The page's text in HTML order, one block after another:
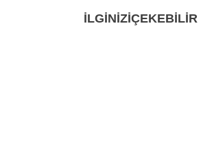
İLGİNİZİÇEKEBİLİR